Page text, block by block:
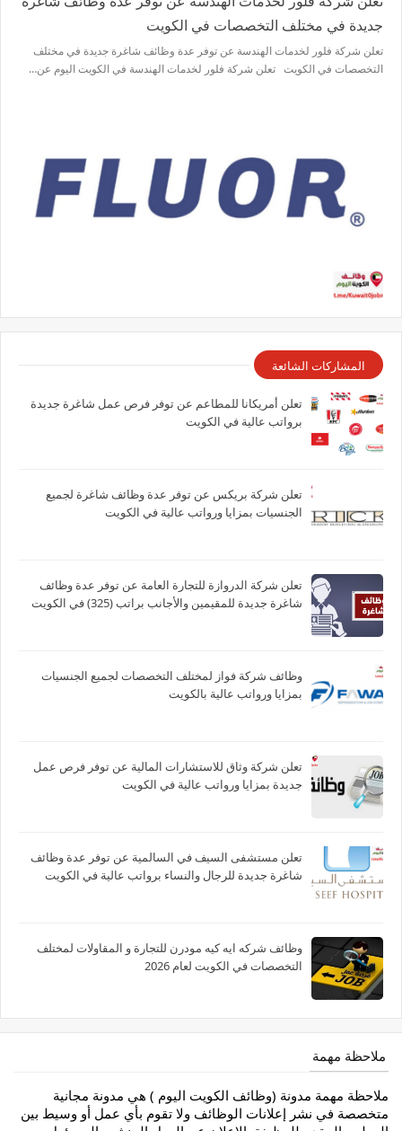
جديدة في مختلف التخصصات في الكويت
تعلن شركة فلور لخدمات الهندسة عن توفر عدة وظائف شاغرة جديدة في مختلف
التخصصات في الكويت تعلن شركة فلور لخدمات الهندسة في الكويت اليوم عن…
المشاركات الشائعة
تعلن أمريكانا للمطاعم عن توفر فرص عمل شاغرة جديدة
برواتب عالية في الكويت
تعلن شركة بريكس عن توفر عدة وظائف شاغرة لجميع
الجنسيات بمزايا ورواتب عالية في الكويت
تعلن شركة الدروازة للتجارة العامة عن توفر عدة وظائف
شاغرة جديدة للمقيمين والأجانب براتب (325) في الكويت
وظائف شركة فواز لمختلف التخصصات لجميع الجنسيات
بمزايا ورواتب عالية بالكويت
تعلن شركة وثاق للاستشارات المالية عن توفر فرص عمل
جديدة بمزايا ورواتب عالية في الكويت
تعلن مستشفى السيف في السالمية عن توفر عدة وظائف
شاغرة جديدة للرجال والنساء برواتب عالية في الكويت
وظائف شركه ايه كيه مودرن للتجارة و المقاولات لمختلف
التخصصات في الكويت لعام 2026
ملاحظة مهمة
ملاحظة مهمة مدونة (وظائف الكويت اليوم ) هي مدونة مجانية
متخصصة في نشر إعلانات الوظائف ولا تقوم بأي عمل أو وسيط بين